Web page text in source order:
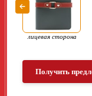
лицевая сторона
Получить